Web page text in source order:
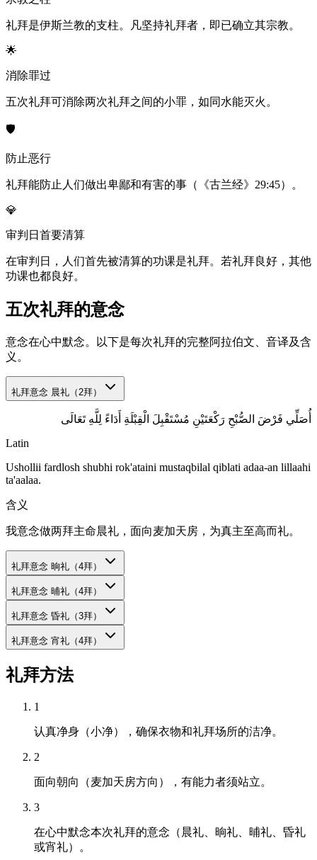
礼拜是伊斯兰教的支柱。凡坚持礼拜者，即已确立其宗教。
🌟
消除罪过
五次礼拜可消除两次礼拜之间的小罪，如同水能灭火。
🛡️
防止恶行
礼拜能防止人们做出卑鄙和有害的事（《古兰经》29:45）。
💎
审判日首要清算
在审判日，人们首先被清算的功课是礼拜。若礼拜良好，其他
功课也都良好。
五次礼拜的意念
意念在心中默念。以下是每次礼拜的完整阿拉伯文、音译及含
义。
礼拜意念 晨礼（2拜）
أُصَلِّي فَرْضَ الصُّبْحِ رَكْعَتَيْنِ مُسْتَقْبِلَ الْقِبْلَةِ أَدَاءً لِلَّهِ تَعَالَى
Latin
Ushollii fardlosh shubhi rok'ataini mustaqbilal qiblati adaa-an lillaahi
ta'aalaa.
含义
我意念做两拜主命晨礼，面向麦加天房，为真主至高而礼。
礼拜意念 晌礼（4拜）
礼拜意念 晡礼（4拜）
礼拜意念 昏礼（3拜）
礼拜意念 宵礼（4拜）
礼拜方法
1
认真净身（小净），确保衣物和礼拜场所的洁净。
2
面向朝向（麦加天房方向），有能力者须站立。
3
在心中默念本次礼拜的意念（晨礼、晌礼、晡礼、昏礼
或宵礼）。